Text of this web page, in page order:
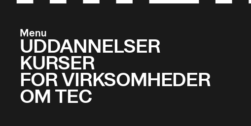
Menu
UDDANNELSER
KURSER
FOR VIRKSOMHEDER
OM TEC